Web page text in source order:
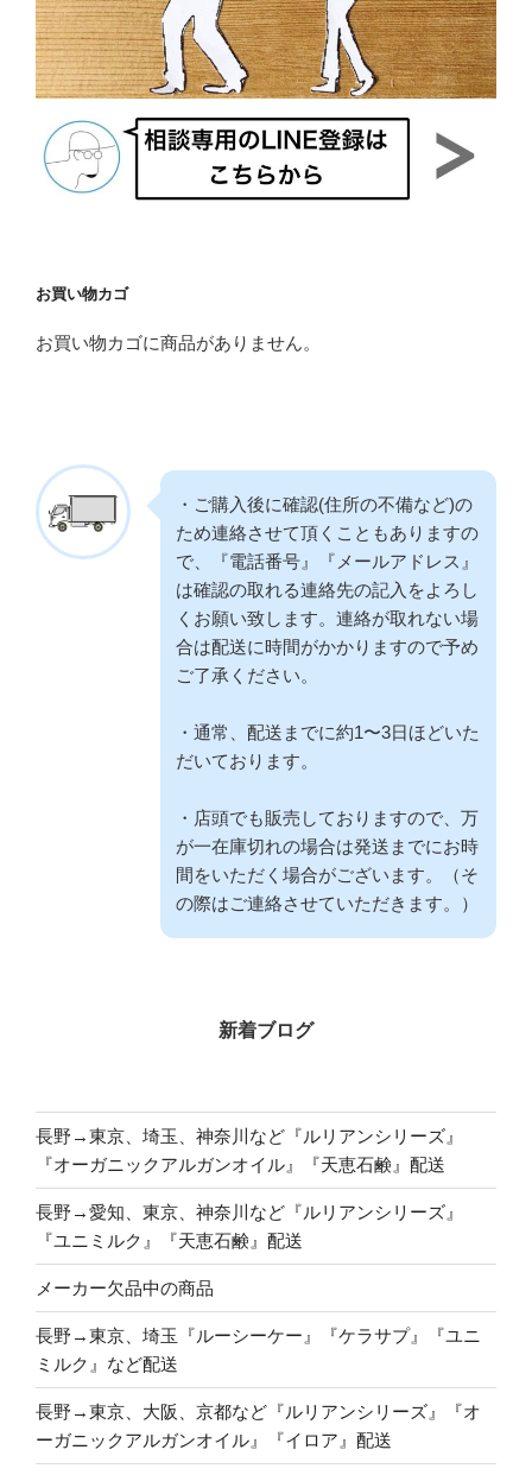
お買い物カゴ
お買い物カゴに商品がありません。
・ご購入後に確認(住所の不備など)の
ため連絡させて頂くこともありますの
で、『電話番号』『メールアドレス』
は確認の取れる連絡先の記入をよろし
くお願い致します。連絡が取れない場
合は配送に時間がかかりますので予め
ご了承ください。
・通常、配送までに約1〜3日ほどいた
だいております。
・店頭でも販売しておりますので、万
が一在庫切れの場合は発送までにお時
間をいただく場合がございます。（そ
の際はご連絡させていただきます。）
新着ブログ
長野→東京、埼玉、神奈川など『ルリアンシリーズ』
『オーガニックアルガンオイル』『天恵石鹸』配送
長野→愛知、東京、神奈川など『ルリアンシリーズ』
『ユニミルク』『天恵石鹸』配送
メーカー欠品中の商品
長野→東京、埼玉『ルーシーケー』『ケラサプ』『ユニ
ミルク』など配送
長野→東京、大阪、京都など『ルリアンシリーズ』『オ
ーガニックアルガンオイル』『イロア』配送